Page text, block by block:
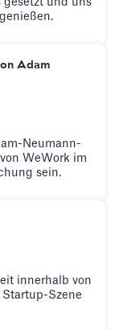
gesetzt und uns
Adam
Neumann-
WeWork im
sein.
innerhalb von
Startup-Szene